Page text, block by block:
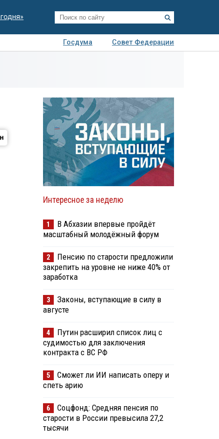
Госдума
Совет Федерации
Интересное за неделю
1
В Абхазии впервые пройдёт
масштабный молодёжный форум
2
Пенсию по старости предложили
закрепить на уровне не ниже 40% от
заработка
3
Законы, вступающие в силу в
августе
4
Путин расширил список лиц с
судимостью для заключения
контракта с ВС РФ
5
Сможет ли ИИ написать оперу и
спеть арию
6
Соцфонд: Средняя пенсия по
старости в России превысила 27,2
тысячи